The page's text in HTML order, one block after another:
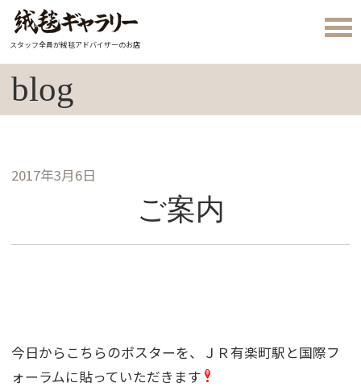
スタッフ全員が絨毯アドバイザーのお店
blog
2017年3月6日
ご案内
今日からこちらのポスターを、ＪＲ有楽町駅と国際フ
ォーラムに貼っていただきます